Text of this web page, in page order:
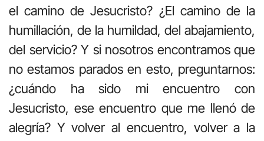
el camino de Jesucristo? ¿El camino de la
humillación, de la humildad, del abajamiento,
del servicio? Y si nosotros encontramos que
no estamos parados en esto, preguntarnos:
¿cuándo ha sido mi encuentro con
Jesucristo, ese encuentro que me llenó de
alegría? Y volver al encuentro, volver a la